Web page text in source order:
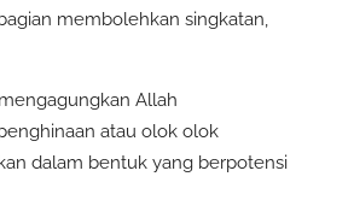
membolehkan singkatan,
Allah
atau olok olok
dalam bentuk yang berpotensi